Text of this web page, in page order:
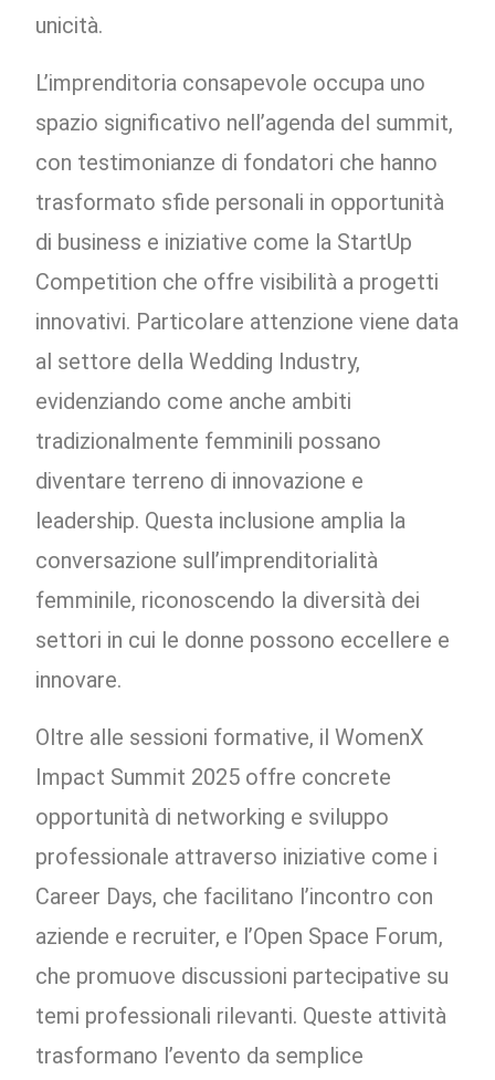
unicità.
L’imprenditoria consapevole occupa uno
spazio significativo nell’agenda del summit,
con testimonianze di fondatori che hanno
trasformato sfide personali in opportunità
di business e iniziative come la StartUp
Competition che offre visibilità a progetti
innovativi. Particolare attenzione viene data
al settore della Wedding Industry,
evidenziando come anche ambiti
tradizionalmente femminili possano
diventare terreno di innovazione e
leadership. Questa inclusione amplia la
conversazione sull’imprenditorialità
femminile, riconoscendo la diversità dei
settori in cui le donne possono eccellere e
innovare.
Oltre alle sessioni formative, il WomenX
Impact Summit 2025 offre concrete
opportunità di networking e sviluppo
professionale attraverso iniziative come i
Career Days, che facilitano l’incontro con
aziende e recruiter, e l’Open Space Forum,
che promuove discussioni partecipative su
temi professionali rilevanti. Queste attività
trasformano l’evento da semplice